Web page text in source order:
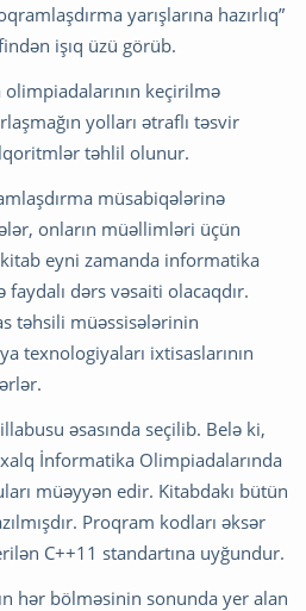
yarışlarına hazırlıq”
işıq üzü görüb.
keçirilmə
yolları ətraflı təsvir
təhlil olunur.
müsabiqələrinə
onların müəllimləri üçün
eyni zamanda informatika
dərs vəsaiti olacaqdır.
təhsili müəssisələrinin
texnologiyaları ixtisaslarının
əsasında seçilib. Belə ki,
İnformatika Olimpiadalarında
müəyyən edir. Kitabdakı bütün
Proqram kodları əksər
C++11 standartına uyğundur.
hər bölməsinin sonunda yer alan